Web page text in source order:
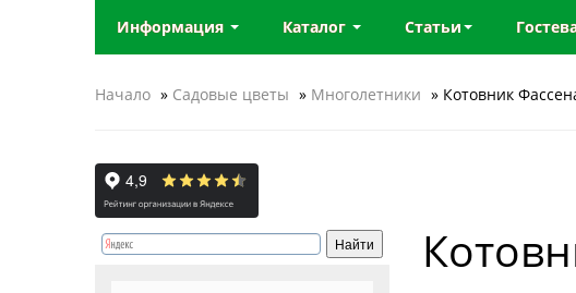
Информация Каталог Статьи
Начало » Садовые цветы » Многолетники » Котовник